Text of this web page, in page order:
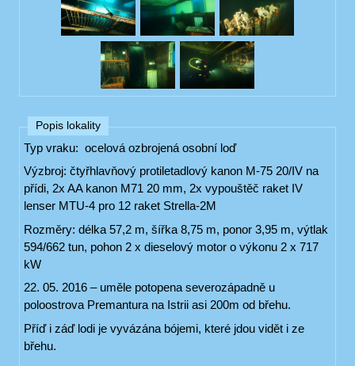
Popis lokality
Typ vraku: ocelová ozbrojená osobní loď
Výzbroj: čtyřhlavňový protiletadlový kanon M-75 20/IV na
přídi, 2x AA kanon M71 20 mm, 2x vypouštěč raket IV
lenser MTU-4 pro 12 raket Strella-2M
Rozměry: délka 57,2 m, šířka 8,75 m, ponor 3,95 m, výtlak
594/662 tun, pohon 2 x dieselový motor o výkonu 2 x 717
kW
22. 05. 2016 – uměle potopena severozápadně u
poloostrova Premantura na Istrii asi 200m od břehu.
Příď i záď lodi je vyvázána bójemi, které jdou vidět i ze
břehu.